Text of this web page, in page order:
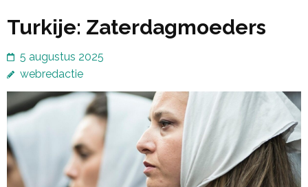
Turkije: Zaterdagmoeders
5 augustus 2025
webredactie